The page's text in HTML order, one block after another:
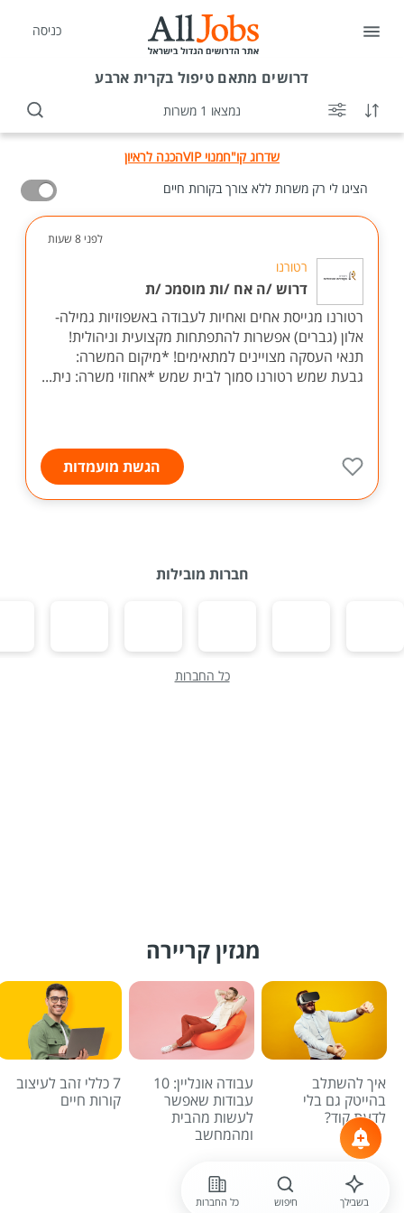
כניסה
דרושים מתאם טיפול בקרית ארבע
נמצאו 1 משרות
שדרוג קו"חמנוי VIP
הכנה לראיון
הציגו לי רק משרות ללא צורך בקורות חיים
לפני 8 שעות
רטורנו
דרוש /ה אח /ות מוסמכ /ת
רטורנו מגייסת אחים ואחיות לעבודה באשפוזיות גמילה-
אלון (גברים) אפשרות להתפתחות מקצועית וניהולית!
תנאי העסקה מצויינים למתאימים! *מיקום המשרה:
גבעת שמש רטורנו סמוך לבית שמש *אחוזי משרה: נית...
הגשת מועמדות
חברות מובילות
כל החברות
מגזין קריירה
איך להשתלב
בהייטק גם בלי
לדעת קוד?
עבודה אונליין: 10
עבודות שאפשר
לעשות מהבית
ומהמחשב
7 כללי זהב לעיצוב
קורות חיים
לכל הכתבות
בשבילך חיפוש כל החברות